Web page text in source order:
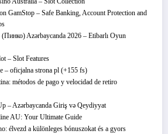
GamStop – Safe Banking, Account Protection and
Azərbaycanda 2026 – Etibarlı Oyun
– Slot Features
– oficjalna strona pl (+155 fs)
métodos de pago y velocidad de retiro
– Azərbaycanda Giriş və Qeydiyyat
AU: Your Ultimate Guide
élvezd a különleges bónuszokat és a gyors